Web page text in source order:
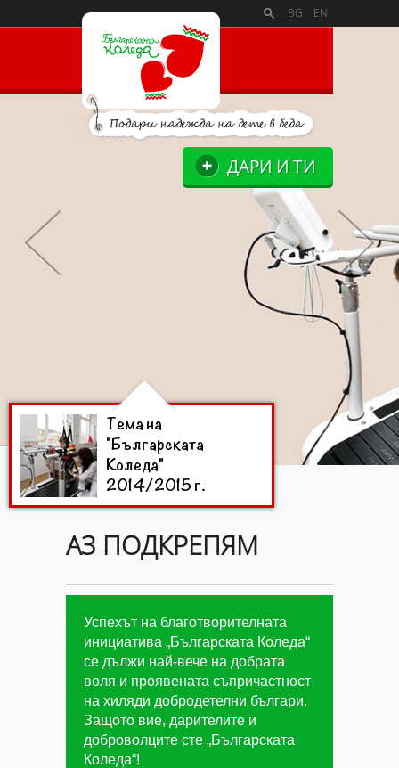
BG EN
ДАРИ И ТИ
Тема на
"Българската
Коледа"
2014/2015 г.
Цели на
Коледа"
Дарители на
"Българската
Коледа"2014/2015
г.
АЗ ПОДКРЕПЯМ
Успехът на благотворителната
инициатива „Българската Коледа“
се дължи най-вече на добрата
воля и проявената съпричастност
на хиляди добродетелни българи.
Защото вие, дарителите и
доброволците сте „Българската
Коледа“!